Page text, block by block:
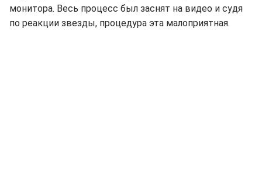
монитора. Весь процесс был заснят на видео и судя
по реакции звезды, процедура эта малоприятная.